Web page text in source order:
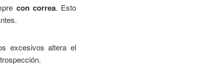
con correa. Esto
excesivos altera el